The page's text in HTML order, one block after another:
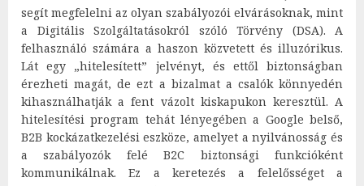
segít megfelelni az olyan szabályozói elvárásoknak, mint
a Digitális Szolgáltatásokról szóló Törvény (DSA). A
felhasználó számára a haszon közvetett és illuzórikus.
Lát egy „hitelesített” jelvényt, és ettől biztonságban
érezheti magát, de ezt a bizalmat a csalók könnyedén
kihasználhatják a fent vázolt kiskapukon keresztül. A
hitelesítési program tehát lényegében a Google belső,
B2B kockázatkezelési eszköze, amelyet a nyilvánosság és
a szabályozók felé B2C biztonsági funkcióként
kommunikálnak. Ez a keretezés a felelősséget a